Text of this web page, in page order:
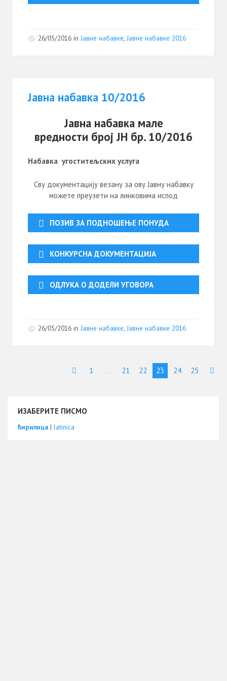
26/05/2016 in Јавне набавке, Јавне набавке 2016
Јавна набавка 10/2016
Јавна набавка мале
вредности број ЈН бр. 10/2016
Набавка угоститељских услуга
Сву документацију везану за ову Јавну набавку
можете преузети на линковима испод
ПОЗИВ ЗА ПОДНОШЕЊЕ ПОНУДА
КОНКУРСНА ДОКУМЕНТАЦИЈА
ОДЛУКА О ДОДЕЛИ УГОВОРА
26/05/2016 in Јавне набавке, Јавне набавке 2016
1 … 21 22 23 24 25
ИЗАБЕРИТЕ ПИСМО
ћирилица | latinica